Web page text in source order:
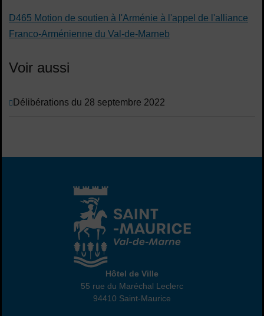
D465 Motion de soutien à l'Arménie à l'appel de l'alliance
Franco-Arménienne du Val-de-Marneb
Voir aussi
Délibérations du 28 septembre 2022
Hôtel de Ville
Hôtel de Ville
55 rue du Maréchal Leclerc
94410 Saint-Maurice